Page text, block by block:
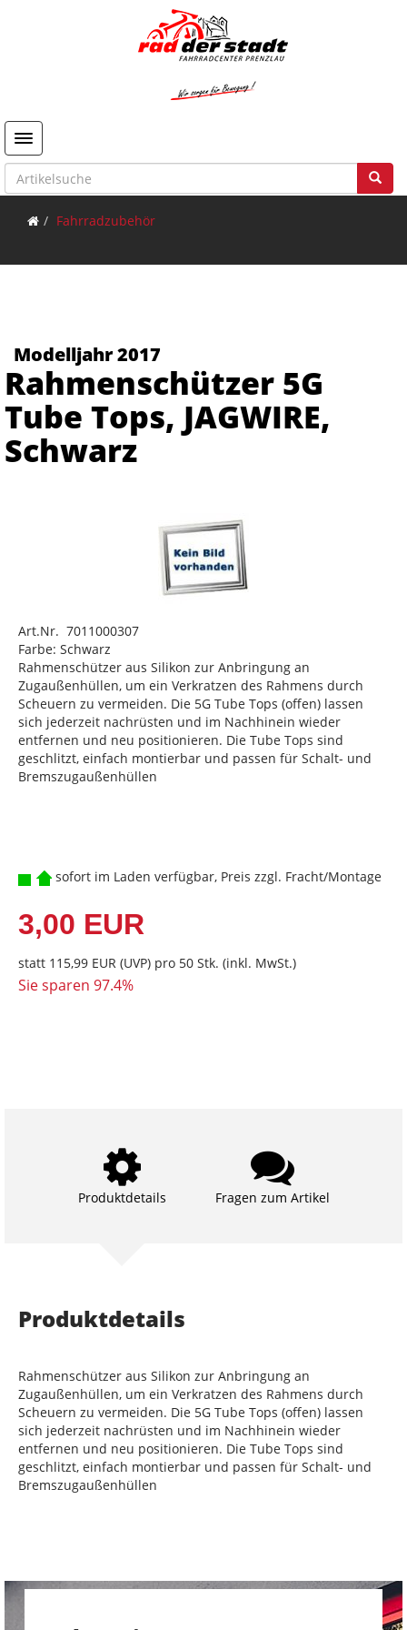
Toggle navigation
Fahrradzubehör
Modelljahr 2017
Rahmenschützer 5G
Tube Tops, JAGWIRE,
Schwarz
Art.Nr. 7011000307
Farbe: Schwarz
Rahmenschützer aus Silikon zur Anbringung an
Zugaußenhüllen, um ein Verkratzen des Rahmens durch
Scheuern zu vermeiden. Die 5G Tube Tops (offen) lassen
sich jederzeit nachrüsten und im Nachhinein wieder
entfernen und neu positionieren. Die Tube Tops sind
geschlitzt, einfach montierbar und passen für Schalt- und
Bremszugaußenhüllen
sofort im Laden verfügbar, Preis zzgl. Fracht/Montage
3,00 EUR
statt 115,99 EUR (UVP) pro 50 Stk. (inkl. MwSt.)
Sie sparen 97.4%
Produktdetails Fragen zum Artikel
Produktdetails
Rahmenschützer aus Silikon zur Anbringung an
Zugaußenhüllen, um ein Verkratzen des Rahmens durch
Scheuern zu vermeiden. Die 5G Tube Tops (offen) lassen
sich jederzeit nachrüsten und im Nachhinein wieder
entfernen und neu positionieren. Die Tube Tops sind
geschlitzt, einfach montierbar und passen für Schalt- und
Bremszugaußenhüllen